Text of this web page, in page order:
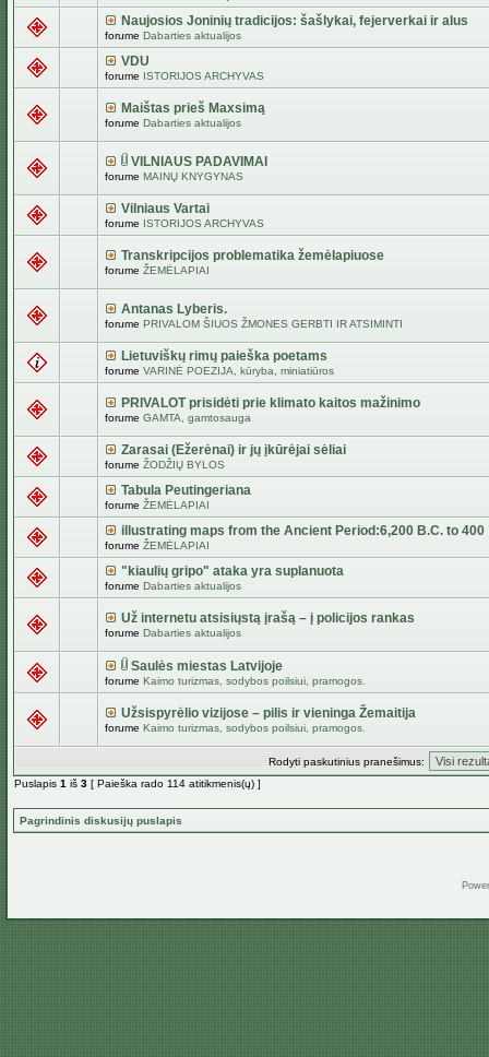
Naujosios Joninių tradicijos: šašlykai, fejerverkai ir alus
forume Dabarties aktualijos
VDU
forume ISTORIJOS ARCHYVAS
Maištas prieš Maxsimą
forume Dabarties aktualijos
VILNIAUS PADAVIMAI
forume MAINŲ KNYGYNAS
Vilniaus Vartai
forume ISTORIJOS ARCHYVAS
Transkripcijos problematika žemėlapiuose
forume ŽEMĖLAPIAI
Antanas Lyberis.
forume PRIVALOM ŠIUOS ŽMONES GERBTI IR ATSIMINTI
Lietuviškų rimų paieška poetams
forume VARINĖ POEZIJA, kūryba, miniatiūros
PRIVALOT prisidėti prie klimato kaitos mažinimo
forume GAMTA, gamtosauga
Zarasai (Ežerėnai) ir jų įkūrėjai sėliai
forume ŽODŽIŲ BYLOS
Tabula Peutingeriana
forume ŽEMĖLAPIAI
illustrating maps from the Ancient Period:6,200 B.C. to 400
forume ŽEMĖLAPIAI
"kiaulių gripo" ataka yra suplanuota
forume Dabarties aktualijos
Už internetu atsisiųstą įrašą – į policijos rankas
forume Dabarties aktualijos
Saulės miestas Latvijoje
forume Kaimo turizmas, sodybos poilsiui, pramogos.
Užsispyrėlio vizijose – pilis ir vieninga Žemaitija
forume Kaimo turizmas, sodybos poilsiui, pramogos.
Rodyti paskutinius pranešimus:
Puslapis 1 iš 3 [ Paieška rado 114 atitikmenis(ų) ]
Pagrindinis diskusijų puslapis